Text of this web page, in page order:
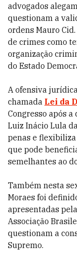
advogados
questionam a
ordens Mauro
de crimes como
organização
do Estado
A ofensiva
chamada Lei da
Congresso após
Luiz Inácio Lula
penas e
que pode
semelhantes ao
Também nesta
Moraes foi
apresentadas
Associação
questionam a
Supremo.